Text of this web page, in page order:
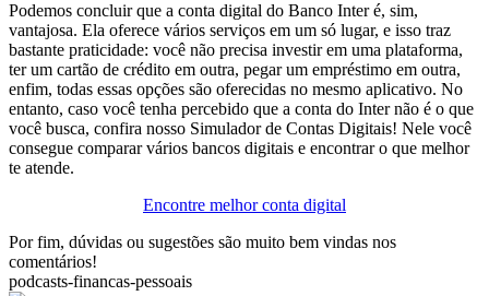
Podemos concluir que a conta digital do Banco Inter é, sim,
vantajosa. Ela oferece vários serviços em um só lugar, e isso traz
bastante praticidade: você não precisa investir em uma plataforma,
ter um cartão de crédito em outra, pegar um empréstimo em outra,
enfim, todas essas opções são oferecidas no mesmo aplicativo. No
entanto, caso você tenha percebido que a conta do Inter não é o que
você busca, confira nosso Simulador de Contas Digitais! Nele você
consegue comparar vários bancos digitais e encontrar o que melhor
te atende.
Encontre melhor conta digital
Por fim, dúvidas ou sugestões são muito bem vindas nos
comentários!
podcasts-financas-pessoais